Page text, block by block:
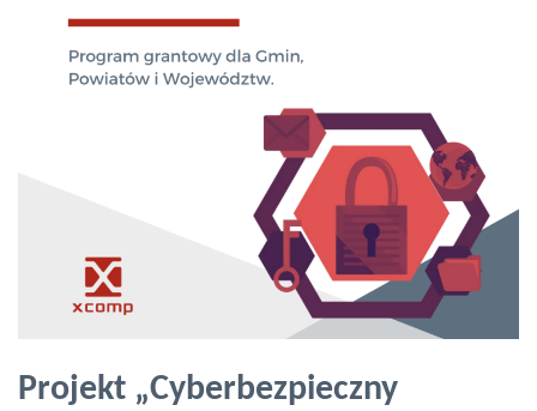
Projekt „Cyberbezpieczny